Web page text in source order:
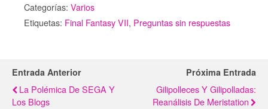
Categorías: Varios
Etiquetas: Final Fantasy VII, Preguntas sin respuestas
Entrada Anterior
La Polémica De SEGA Y
Los Blogs
Próxima Entrada
Gilipolleces Y Gilipolladas:
Reanálisis De Meristation